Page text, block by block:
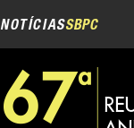
NOTÍCIASSBPC